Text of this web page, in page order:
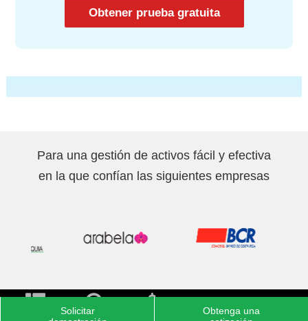
Obtener prueba gratuita
Para una gestión de activos fácil y efectiva
en la que confían las siguientes empresas
Solicitar
Solicitar
Obtenga una